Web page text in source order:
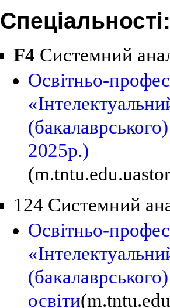
Спеціальності:
F4 Системний
Освітньо-
2025р.)
124 Системний
Освітньо-
освіти